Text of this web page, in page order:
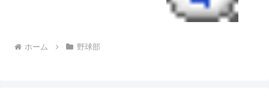
ホーム 野球部